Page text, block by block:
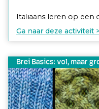
Italiaans leren op
Ga naar deze activiteit
Brei Basics: vol, maar